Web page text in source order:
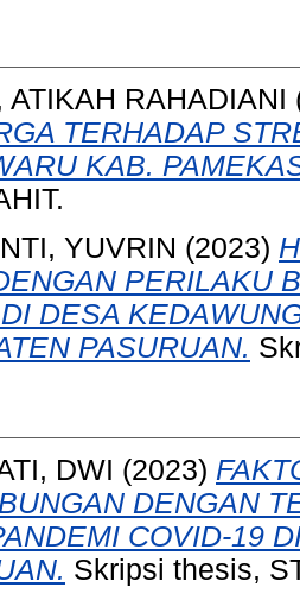
ATIKAH RAHADIANI
TERHADAP
KAB.
YUVRIN (2023)
PERILAKU
DESA
PASURUAN.
DWI (2023)
DENGAN
COVID-19
Skripsi thesis,